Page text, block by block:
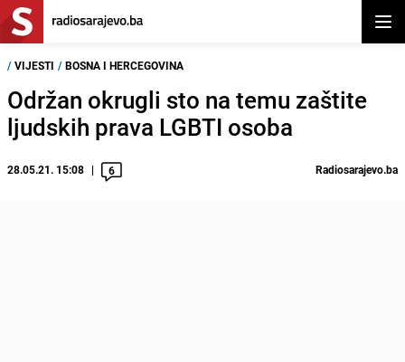
/ VIJESTI / BOSNA I HERCEGOVINA
Održan okrugli sto na temu zaštite
ljudskih prava LGBTI osoba
28.05.21. 15:08 6 Radiosarajevo.ba